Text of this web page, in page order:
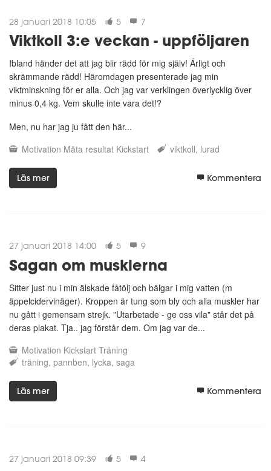
28 januari 2018 10:05 5 7
Viktkoll 3:e veckan - uppföljaren
Ibland händer det att jag blir rädd för mig själv! Ärligt och
skrämmande rädd! Häromdagen presenterade jag min
viktminskning för er alla. Och jag var verklingen överlycklig över
minus 0,4 kg. Vem skulle inte vara det!?
Men, nu har jag ju fått den här...
Motivation Mäta resultat Kickstart viktkoll lurad
Läs mer Kommentera
27 januari 2018 14:00 5 9
Sagan om musklerna
Sitter just nu i min älskade fåtölj och bälgar i mig vatten (m
äppelcidervinäger). Kroppen är tung som bly och alla muskler har
nu gått i gemensam strejk. "Utarbetade - ge oss vila" står det på
deras plakat. Tja.. jag förstår dem. Om jag var de...
Motivation Kickstart Träning
träning pannben lycka saga
Läs mer Kommentera
27 januari 2018 09:39 5 4